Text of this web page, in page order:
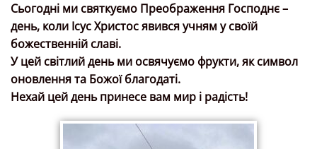
Сьогодні ми святкуємо Преображення Господнє –
день, коли Ісус Христос явився учням у своїй
божественній славі.
У цей світлий день ми освячуємо фрукти, як символ
оновлення та Божої благодаті.
Нехай цей день принесе вам мир і радість!